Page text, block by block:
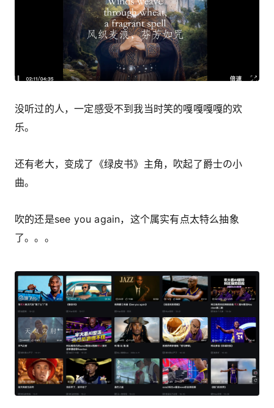
没听过的人，一定感受不到我当时笑的嘎嘎嘎嘎的欢
乐。
还有老大，变成了《绿皮书》主角，吹起了爵士の小
曲。
吹的还是see you again，这个属实有点太特么抽象
了。。。